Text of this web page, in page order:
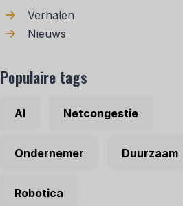
Verhalen
Nieuws
Populaire tags
AI Netcongestie
Ondernemer Duurzaam
Robotica